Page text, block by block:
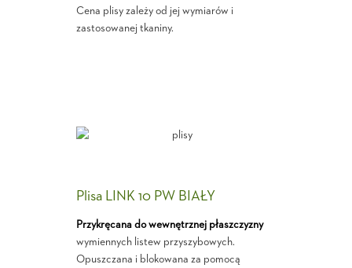
Cena plisy zależy od jej wymiarów i
zastosowanej tkaniny.
Plisa LINK 10 PW BIAŁY
Przykręcana do wewnętrznej płaszczyzny
wymiennych listew przyszybowych.
Opuszczana i blokowana za pomocą